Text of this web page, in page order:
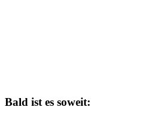
Bald ist es soweit: